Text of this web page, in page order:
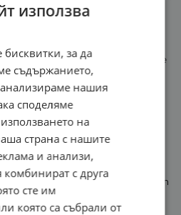
дневно, след храна. За
приемът на
от 2 месеца, след което може
комплекс
и имуномодулиращата
Активират клетките на
естествената
клетъчното дишане.
подпомагат
и крайниците, подобряват
мощен антиоксидантен и
използва
за да
съдържанието,
нашия
споделяме
на
страна с нашите
и анализи,
с друга
сте им
която са събрали от